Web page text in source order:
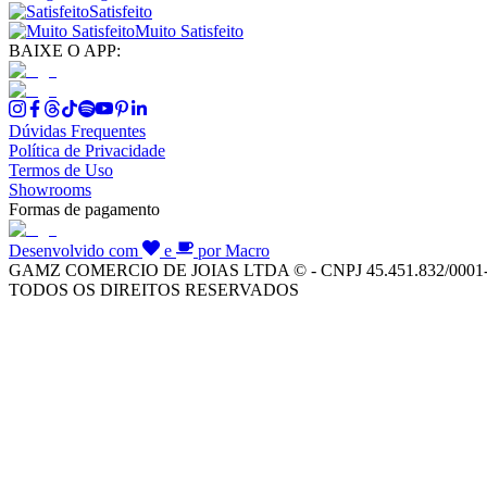
Satisfeito
Muito Satisfeito
BAIXE O APP:
Dúvidas Frequentes
Política de Privacidade
Termos de Uso
Showrooms
Formas de pagamento
Desenvolvido com e
por Macro
GAMZ COMERCIO DE JOIAS LTDA © - CNPJ 45.451.832/
TODOS OS DIREITOS RESERVADOS